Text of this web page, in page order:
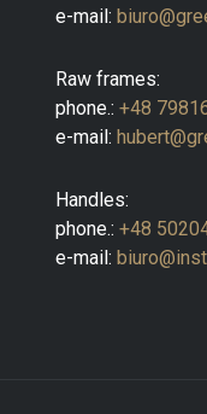
e-mail:
Raw frames:
phone.: +48
e-mail:
Handles:
phone.: +48
e-mail: